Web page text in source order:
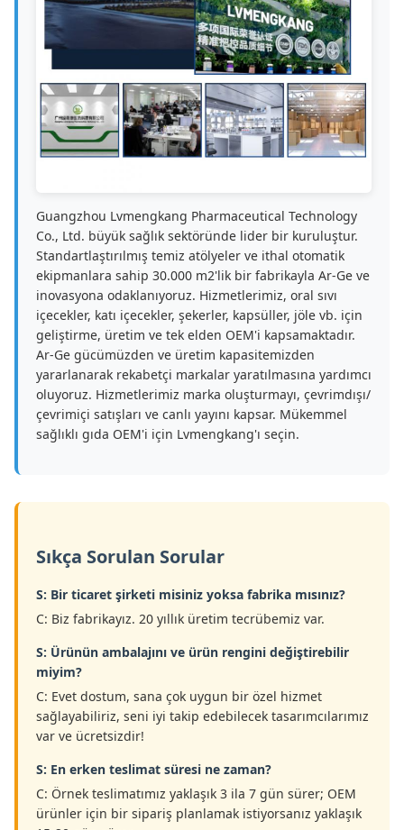
Guangzhou Lvmengkang Pharmaceutical Technology
Co., Ltd. büyük sağlık sektöründe lider bir kuruluştur.
Standartlaştırılmış temiz atölyeler ve ithal otomatik
ekipmanlara sahip 30.000 m2'lik bir fabrikayla Ar-Ge ve
inovasyona odaklanıyoruz. Hizmetlerimiz, oral sıvı
içecekler, katı içecekler, şekerler, kapsüller, jöle vb. için
geliştirme, üretim ve tek elden OEM'i kapsamaktadır.
Ar-Ge gücümüzden ve üretim kapasitemizden
yararlanarak rekabetçi markalar yaratılmasına yardımcı
oluyoruz. Hizmetlerimiz marka oluşturmayı, çevrimdışı/
çevrimiçi satışları ve canlı yayını kapsar. Mükemmel
sağlıklı gıda OEM'i için Lvmengkang'ı seçin.
Sıkça Sorulan Sorular
S: Bir ticaret şirketi misiniz yoksa fabrika mısınız?
C: Biz fabrikayız. 20 yıllık üretim tecrübemiz var.
S: Ürünün ambalajını ve ürün rengini değiştirebilir
miyim?
C: Evet dostum, sana çok uygun bir özel hizmet
sağlayabiliriz, seni iyi takip edebilecek tasarımcılarımız
var ve ücretsizdir!
S: En erken teslimat süresi ne zaman?
C: Örnek teslimatımız yaklaşık 3 ila 7 gün sürer; OEM
ürünler için bir sipariş planlamak istiyorsanız yaklaşık